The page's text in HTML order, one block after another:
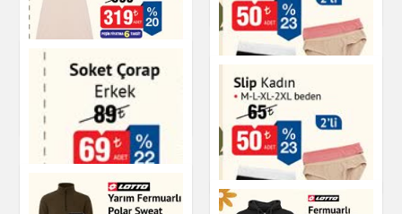
Giyim
Dikişsiz Astar Elbise
Giyim
Slip Kadın